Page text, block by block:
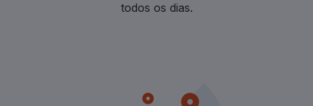
todos os dias.